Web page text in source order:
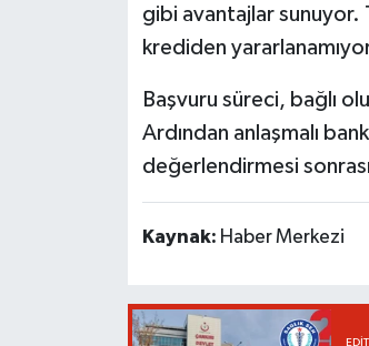
gibi avantajlar sunuyor.
krediden
Başvuru süreci, bağlı
Ardından anlaşmalı
değerlendirmesi
Kaynak: Haber Merkezi